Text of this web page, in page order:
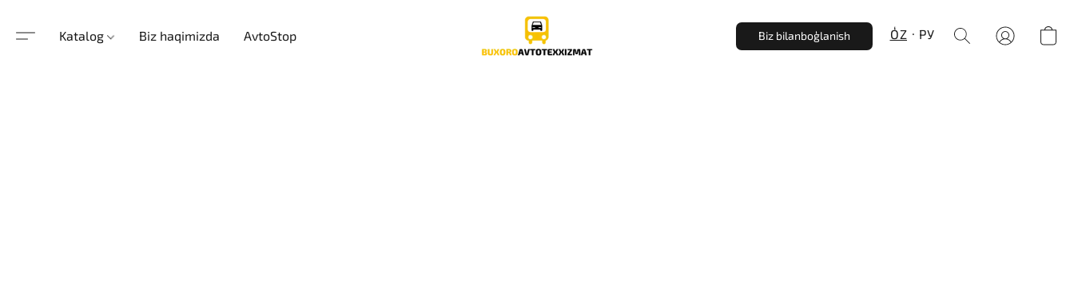
Katalog Biz haqimizda AvtoStop Biz bilanbogʻlanish